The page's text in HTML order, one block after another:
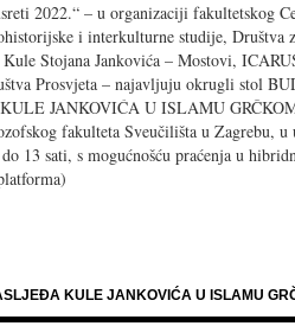
2022.“ – u organizaciji fakultetskog
i interkulturne studije, Društva
Stojana Jankovića – Mostovi,
Prosvjeta – najavljuju okrugli stol
JANKOVIĆA U ISLAMU
fakulteta Sveučilišta u Zagrebu, u
13 sati, s mogućnošću praćenja u
KULE JANKOVIĆA U ISLAMU